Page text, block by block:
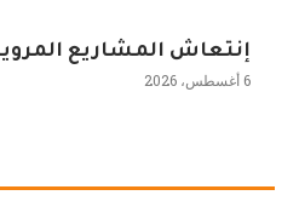
إنتعاش المشاريع
6 أغسطس، 2026